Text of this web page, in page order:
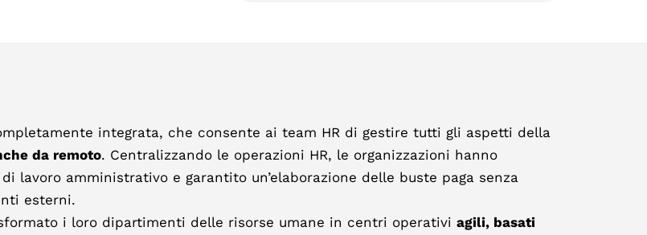
integrata, che consente ai team HR di gestire tutti gli aspetti della
da remoto. Centralizzando le operazioni HR, le organizzazioni hanno
lavoro amministrativo e garantito un’elaborazione delle buste paga senza
esterni.
i loro dipartimenti delle risorse umane in centri operativi agili, basati